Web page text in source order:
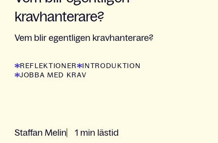
kravhanterare?
Vem blir egentligen kravhanterare?
REFLEKTIONER
INTRODUKTION
JOBBA MED KRAV
Staffan Melin 1 min lästid